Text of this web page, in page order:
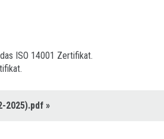
ISO 14001 Zertifikat.
2025).pdf »